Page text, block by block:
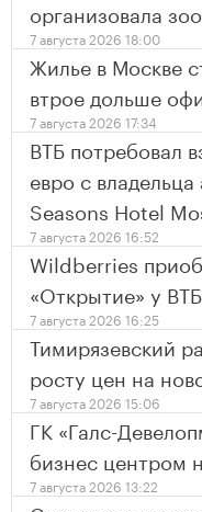
организовала
7 августа 2026 18:00
Жилье в Москве
втрое дольше
7 августа 2026 17:34
ВТБ потребовал
евро с
Seasons Hotel
7 августа 2026 16:52
Wildberries
«Открытие» у ВТБ
7 августа 2026 16:25
Тимирязевский
росту цен на
7 августа 2026 15:06
ГК «Галс-
бизнес центром
7 августа 2026 13:22